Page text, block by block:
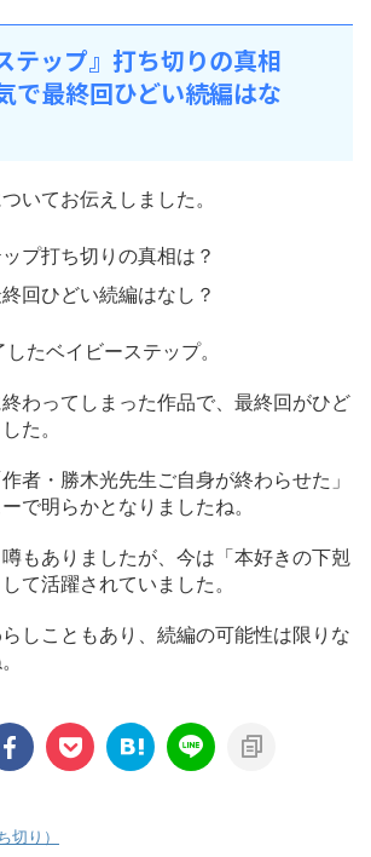
テップ』打ち切りの真相
で最終回ひどい続編はな
いてお伝えしました。
プ打ち切りの真相は？
回ひどい続編はなし？
たベイビーステップ。
わってしまった作品で、最終回がひど
た。
者・勝木光先生ご自身が終わらせた」
で明らかとなりましたね。
もありましたが、今は「本好きの下剋
て活躍されていました。
しこともあり、続編の可能性は限りな
切り）